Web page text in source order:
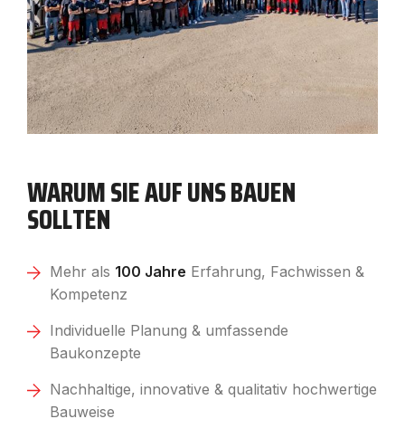
WARUM SIE AUF UNSBAUEN
SOLLTEN
Mehr als 100 Jahre Erfahrung, Fachwissen &
Kompetenz
Individuelle Planung & umfassende
Baukonzepte
Nachhaltige, innovative & qualitativ hochwertige
Bauweise